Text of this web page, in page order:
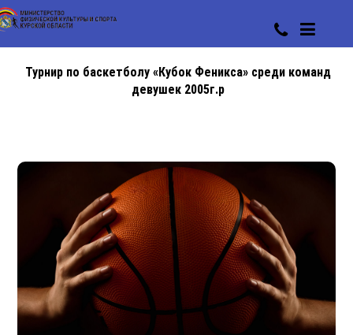
Турнир по баскетболу «Кубок Феникса» среди команд
девушек 2005г.р